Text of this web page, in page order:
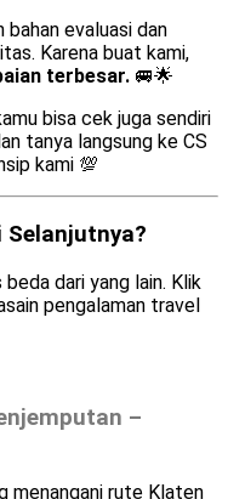
evaluasi dan
Karena buat kami,
terbesar. 🚐🌟
bisa cek juga sendiri
tanya langsung ke CS
kami 💯
Selanjutnya?
dari yang lain. Klik
pengalaman travel
–
menangani rute Klaten